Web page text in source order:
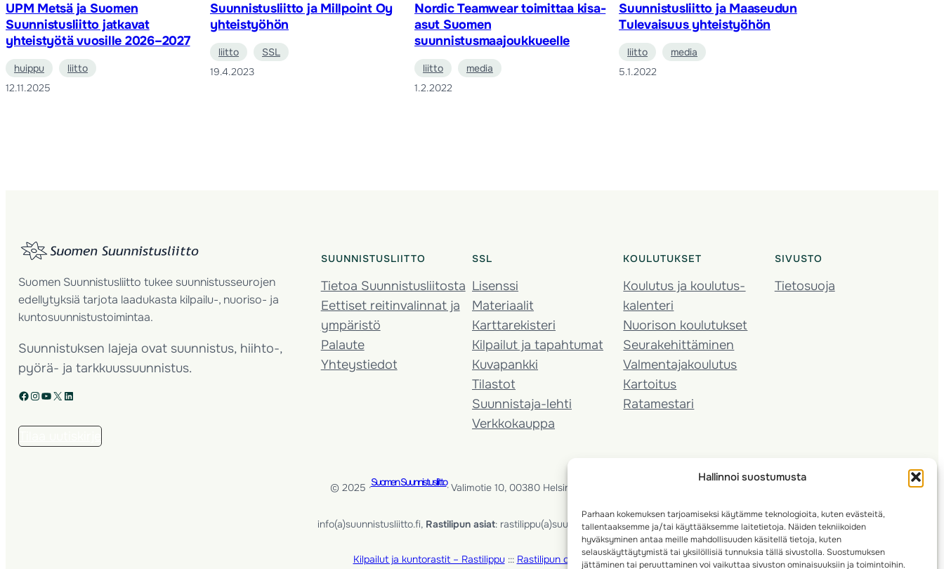
Hallinnoi suostumusta
Parhaan kokemuksen tarjoamiseksi käytämme teknologioita, kuten evästeitä,
tallentaaksemme ja/tai käyttääksemme laitetietoja. Näiden tekniikoiden
hyväksyminen antaa meille mahdollisuuden käsitellä tietoja, kuten
selauskäyttäytymistä tai yksilöllisiä tunnuksia tällä sivustolla. Suostumuksen
jättäminen tai peruuttaminen voi vaikuttaa sivuston ominaisuuksiin ja toimintoihin.
UPM Metsä ja Suomen
Suunnistusliitto jatkavat
yhteistyötä vuosille 2026–2027
huippu
liitto
12.11.2025
Suunnistusliitto ja Millpoint Oy
yhteistyöhön
liitto
SSL
19.4.2023
Nordic Teamwear toimittaa kisa-
asut Suomen
suunnistusmaajoukkueelle
liitto
media
1.2.2022
Suunnistusliitto ja Maaseudun
Tulevaisuus yhteistyöhön
liitto
media
5.1.2022
Suomen Suunnistusliitto tukee suunnistusseurojen
edellytyksiä tarjota laadukasta kilpailu-, nuoriso- ja
kuntosuunnistustoimintaa.
Suunnistuksen lajeja ovat suunnistus, hiihto-,
pyörä- ja tarkkuussuunnistus.
Facebook Instagram YouTube X LinkedIn
SUUNNISTUSLIITTO
Tietoa Suunnistusliitosta
Eettiset reitinvalinnat ja
ympäristö
Palaute
Yhteystiedot
SSL
Lisenssi
Materiaalit
Karttarekisteri
Kilpailut ja tapahtumat
Kuvapankki
Tilastot
Suunnistaja-lehti
Verkkokauppa
KOULUTUKSET
Koulutus ja koulutus­
kalenteri
Nuorison koulutukset
Seura­kehittäminen
Valmentaja­koulutus
Kartoitus
Ratamestari
SIVUSTO
Tietosuoja
© 2025 ·Suomen Suunnistusliitto· Valimotie 10, 00380 Helsinki, Finland
info(a)suunnistusliitto.fi, Rastilipun asiat: rastilippu(a)suunnistusliitto.fi
Kilpailut ja kuntorastit – Rastilippu::: Rastilipun ohjeet